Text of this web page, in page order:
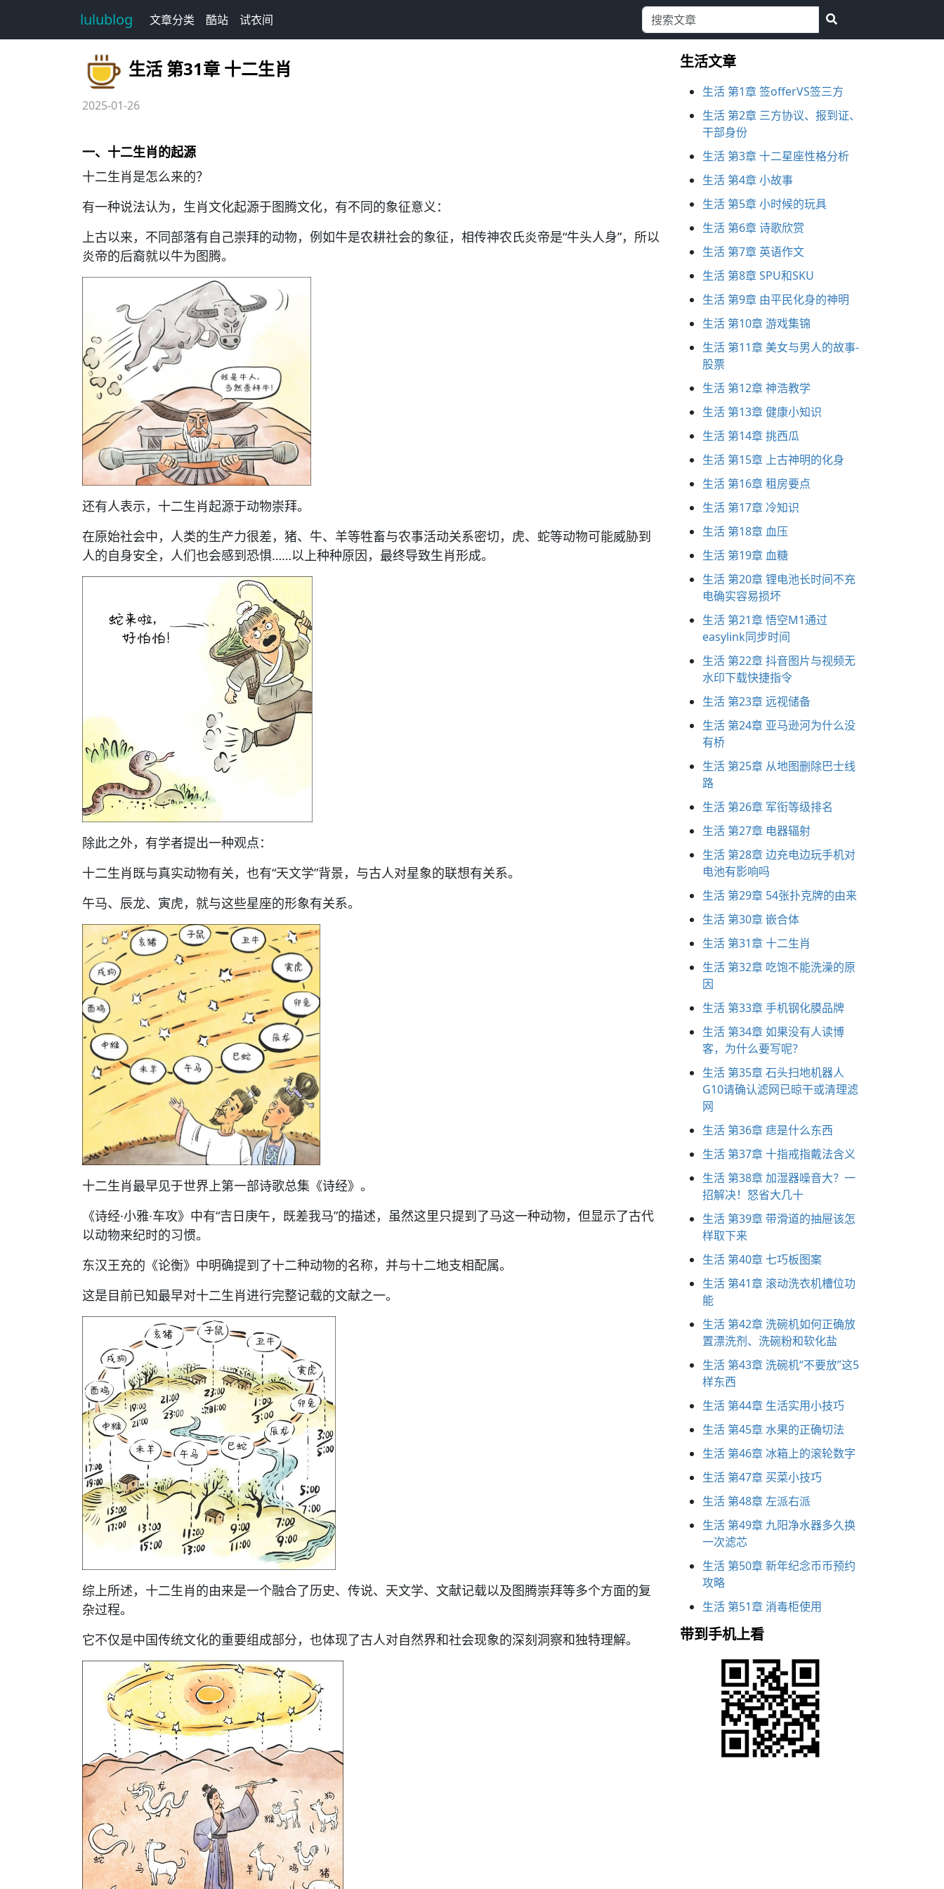
lulublog 文章分类 酷站 试衣间
生活 第31章 十二生肖
2025-01-26
一、十二生肖的起源
十二生肖是怎么来的？
有一种说法认为，生肖文化起源于图腾文化，有不同的象征意义：
上古以来，不同部落有自己崇拜的动物，例如牛是农耕社会的象征，相传神农氏炎帝是“牛头人身”，所以
炎帝的后裔就以牛为图腾。
还有人表示，十二生肖起源于动物崇拜。
在原始社会中，人类的生产力很差，猪、牛、羊等牲畜与农事活动关系密切，虎、蛇等动物可能威胁到
人的自身安全，人们也会感到恐惧……以上种种原因，最终导致生肖形成。
除此之外，有学者提出一种观点：
十二生肖既与真实动物有关，也有“天文学”背景，与古人对星象的联想有关系。
午马、辰龙、寅虎，就与这些星座的形象有关系。
十二生肖最早见于世界上第一部诗歌总集《诗经》。
《诗经·小雅·车攻》中有“吉日庚午，既差我马”的描述，虽然这里只提到了马这一种动物，但显示了古代
以动物来纪时的习惯。
东汉王充的《论衡》中明确提到了十二种动物的名称，并与十二地支相配属。
这是目前已知最早对十二生肖进行完整记载的文献之一。
综上所述，十二生肖的由来是一个融合了历史、传说、天文学、文献记载以及图腾崇拜等多个方面的复
杂过程。
它不仅是中国传统文化的重要组成部分，也体现了古人对自然界和社会现象的深刻洞察和独特理解。
生活文章
生活 第1章 签offerVS签三方
生活 第2章 三方协议、报到证、
干部身份
生活 第3章 十二星座性格分析
生活 第4章 小故事
生活 第5章 小时候的玩具
生活 第6章 诗歌欣赏
生活 第7章 英语作文
生活 第8章 SPU和SKU
生活 第9章 由平民化身的神明
生活 第10章 游戏集锦
生活 第11章 美女与男人的故事-
股票
生活 第12章 神浩教学
生活 第13章 健康小知识
生活 第14章 挑西瓜
生活 第15章 上古神明的化身
生活 第16章 租房要点
生活 第17章 冷知识
生活 第18章 血压
生活 第19章 血糖
生活 第20章 锂电池长时间不充
电确实容易损坏
生活 第21章 悟空M1通过
easylink同步时间
生活 第22章 抖音图片与视频无
水印下载快捷指令
生活 第23章 远视储备
生活 第24章 亚马逊河为什么没
有桥
生活 第25章 从地图删除巴士线
路
生活 第26章 军衔等级排名
生活 第27章 电器辐射
生活 第28章 边充电边玩手机对
电池有影响吗
生活 第29章 54张扑克牌的由来
生活 第30章 嵌合体
生活 第31章 十二生肖
生活 第32章 吃饱不能洗澡的原
因
生活 第33章 手机钢化膜品牌
生活 第34章 如果没有人读博
客，为什么要写呢？
生活 第35章 石头扫地机器人
G10请确认滤网已晾干或清理滤
网
生活 第36章 痣是什么东西
生活 第37章 十指戒指戴法含义
生活 第38章 加湿器噪音大？一
招解决！怒省大几十
生活 第39章 带滑道的抽屉该怎
样取下来
生活 第40章 七巧板图案
生活 第41章 滚动洗衣机槽位功
能
生活 第42章 洗碗机如何正确放
置漂洗剂、洗碗粉和软化盐
生活 第43章 洗碗机“不要放”这5
样东西
生活 第44章 生活实用小技巧
生活 第45章 水果的正确切法
生活 第46章 冰箱上的‌滚轮数字
生活 第47章 买菜小技巧
生活 第48章 左派右派
生活 第49章 九阳净水器多久换
一次滤芯
生活 第50章 新年纪念币币预约
攻略
生活 第51章 消毒柜使用
带到手机上看